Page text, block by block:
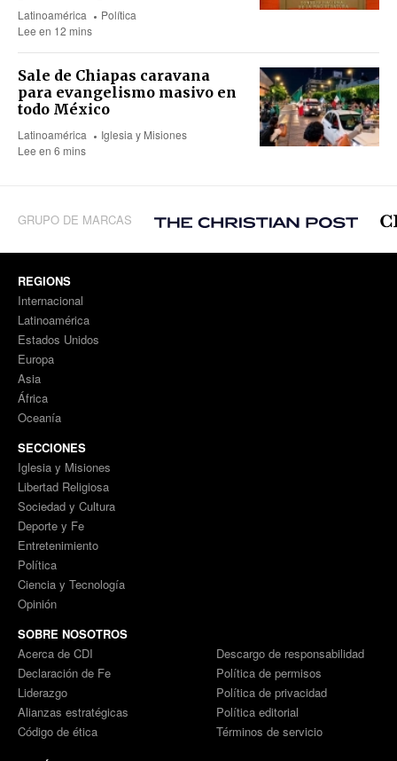
Latinoamérica
Política
Lee en 12 mins
Sale de Chiapas caravana
para evangelismo masivo en
todo México
Latinoamérica
Iglesia y Misiones
Lee en 6 mins
GRUPO DE MARCAS
REGIONS
Internacional
Latinoamérica
Estados Unidos
Europa
Asia
África
Oceanía
SECCIONES
Iglesia y Misiones
Libertad Religiosa
Sociedad y Cultura
Deporte y Fe
Entretenimiento
Política
Ciencia y Tecnología
Opinión
SOBRE NOSOTROS
Acerca de CDI
Declaración de Fe
Liderazgo
Alianzas estratégicas
Código de ética
Descargo de responsabilidad
Política de permisos
Política de privacidad
Política editorial
Términos de servicio